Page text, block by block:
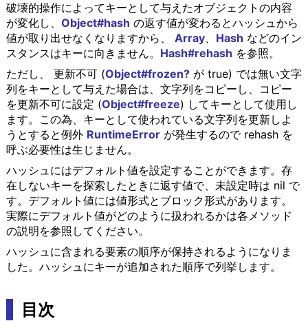
破壊的操作によってキーとして与えたオブジェクトの内容
が変化し、 Object#hash の返す値が変わるとハッシュから
値が取り出せなくなりますから、 Array、 Hash などのイン
スタンスはキーに向きません。 Hash#rehash を参照。
ただし、 更新不可 (Object#frozen?が true) では無い文字
列をキーとして与えた場合は、文字列をコピーし、コピー
を更新不可に設定 (Object#freeze) してキーとして使用し
ます。この為、キーとして使われている文字列を更新しよ
うとすると例外 RuntimeErrorが発生するので rehash を
呼ぶ必要性は生じません。
ハッシュにはデフォルト値を設定することができます。存
在しないキーを探索したときに返す値で、未設定時は nil で
す。デフォルト値には値形式とブロック形式があります。
実際にデフォルト値がどのように扱われるかは各メソッド
の説明を参照してください。
ハッシュに含まれる要素の順序が保持されるようになりま
した。ハッシュにキーが追加された順序で列挙します。
目次